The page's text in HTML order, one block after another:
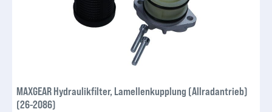
MAXGEAR Hydraulikfilter, Lamellenkupplung (Allradantrieb)
(26-2086)